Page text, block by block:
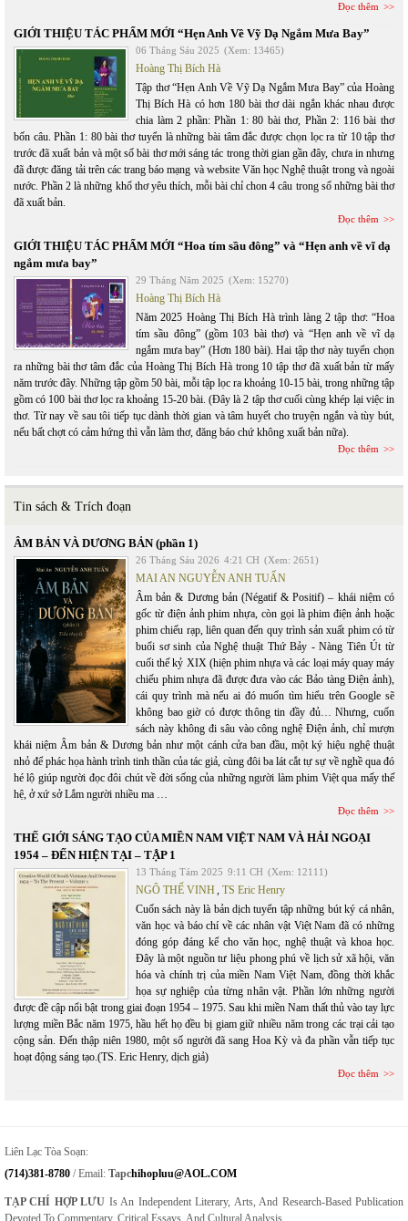
Đọc thêm
GIỚI THIỆU TÁC PHẨM MỚI “Hẹn Anh Về Vỹ Dạ Ngắm Mưa Bay”
06 Tháng Sáu 2025 (Xem: 13465)
Hoàng Thị Bích Hà
Tập thơ “Hẹn Anh Về Vỹ Dạ Ngắm Mưa Bay” của Hoàng
Thị Bích Hà có hơn 180 bài thơ dài ngắn khác nhau được
chia làm 2 phần: Phần 1: 80 bài thơ, Phần 2: 116 bài thơ
bốn câu. Phần 1: 80 bài thơ tuyển là những bài tâm đắc được chọn lọc ra từ 10 tập thơ
trước đã xuất bản và một số bài thơ mới sáng tác trong thời gian gần đây, chưa in nhưng
đã được đăng tải trên các trang báo mạng và website Văn học Nghệ thuật trong và ngoài
nước. Phần 2 là những khổ thơ yêu thích, mỗi bài chỉ chon 4 câu trong số những bài thơ
đã xuất bản.
Đọc thêm
GIỚI THIỆU TÁC PHẨM MỚI “Hoa tím sầu đông” và “Hẹn anh về vĩ dạ
ngắm mưa bay”
29 Tháng Năm 2025 (Xem: 15270)
Hoàng Thị Bích Hà
Năm 2025 Hoàng Thị Bích Hà trình làng 2 tập thơ: “Hoa
tím sầu đông” (gồm 103 bài thơ) và “Hẹn anh về vĩ dạ
ngắm mưa bay” (Hơn 180 bài). Hai tập thơ này tuyển chọn
ra những bài thơ tâm đắc của Hoàng Thị Bích Hà trong 10 tập thơ đã xuất bản từ mấy
năm trước đây. Những tập gồm 50 bài, mỗi tập lọc ra khoảng 10-15 bài, trong những tập
gồm có 100 bài thơ lọc ra khoảng 15-20 bài. (Đây là 2 tập thơ cuối cùng khép lại việc in
thơ. Từ nay về sau tôi tiếp tục dành thời gian và tâm huyết cho truyện ngắn và tùy bút,
nếu bất chợt có cảm hứng thì vẫn làm thơ, đăng báo chứ không xuất bản nữa).
Đọc thêm
Tin sách & Trích đoạn
ÂM BẢN VÀ DƯƠNG BẢN (phần 1)
26 Tháng Sáu 2026 4:21 CH (Xem: 2651)
MAI AN NGUYỄN ANH TUẤN
Âm bản & Dương bản (Négatif & Positif) – khái niệm có
gốc từ điện ảnh phim nhựa, còn gọi là phim điện ảnh hoặc
phim chiếu rạp, liên quan đến quy trình sản xuất phim có từ
buổi sơ sinh của Nghệ thuật Thứ Bảy - Nàng Tiên Út từ
cuối thế kỷ XIX (hiện phim nhựa và các loại máy quay máy
chiếu phim nhựa đã được đưa vào các Bảo tàng Điện ảnh),
cái quy trình mà nếu ai đó muốn tìm hiểu trên Google sẽ
không bao giờ có được thông tin đầy đủ… Nhưng, cuốn
sách này không đi sâu vào công nghệ Điện ảnh, chỉ mượn
khái niệm Âm bản & Dương bản như một cánh cửa ban đầu, một ký hiệu nghệ thuật
nhỏ để phác họa hành trình tinh thần của tác giả, cùng đôi ba lát cắt tự sự về nghề qua đó
hé lộ giúp người đọc đôi chút về đời sống của những người làm phim Việt qua mấy thế
hệ, ở xứ sở Lắm người nhiều ma …
Đọc thêm
THẾ GIỚI SÁNG TẠO CỦA MIỀN NAM VIỆT NAM VÀ HẢI NGOẠI
1954 – ĐẾN HIỆN TẠI – TẬP 1
13 Tháng Tám 2025 9:11 CH (Xem: 12111)
NGÔ THẾ VINH, TS Eric Henry
Cuốn sách này là bản dịch tuyển tập những bút ký cá nhân,
văn học và báo chí về các nhân vật Việt Nam đã có những
đóng góp đáng kể cho văn học, nghệ thuật và khoa học.
Đây là một nguồn tư liệu phong phú về lịch sử xã hội, văn
hóa và chính trị của miền Nam Việt Nam, đồng thời khắc
họa sự nghiệp của từng nhân vật. Phần lớn những người
được đề cập nổi bật trong giai đoạn 1954 – 1975. Sau khi miền Nam thất thủ vào tay lực
lượng miền Bắc năm 1975, hầu hết họ đều bị giam giữ nhiều năm trong các trại cải tạo
cộng sản. Đến thập niên 1980, một số người đã sang Hoa Kỳ và đa phần vẫn tiếp tục
hoạt động sáng tạo.(TS. Eric Henry, dịch giả)
Đọc thêm
Liên Lạc Tòa Soạn:
(714)381-8780 / Email: TapcHihopluu@AOL.COM
TẠP CHÍ HỢP LƯU Is An Independent Literary, Arts, And Research-Based Publication
Devoted To Commentary, Critical Essays, And Cultural Analysis.